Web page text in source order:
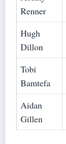
Renner
Hugh
Dillon
Tobi
Bamtefa
Aidan
Gillen